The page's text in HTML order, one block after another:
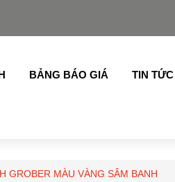
lá sách,chớp lật thế hệ mới
BẢNG BÁO GIÁ TIN
GROBER MÀU VÀNG SÂM BANH